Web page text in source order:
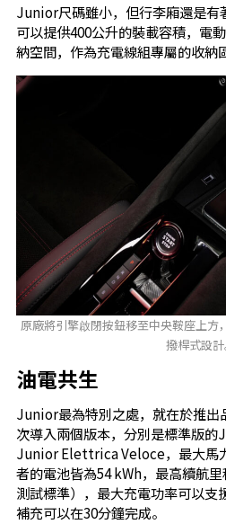
Junior尺碼雖小，但行李廂還是有
可以提供400公升的裝載容積，電
納空間，作為充電線組專屬的收納
原廠將引擎啟閉按鈕移至中央鞍座上方
撥桿式設計
油電共生
Junior最為特別之處，就在於推出
次導入兩個版本，分別是標準版
Junior Elettrica Veloce，最大馬
者的電池皆為54 kWh，最高續航
測試標準），最大充電功率可以支
補充可以在30分鐘完成。